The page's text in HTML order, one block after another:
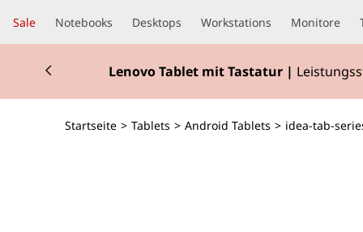
v
I
a
u
i
Sale Notebooks Desktops Workstations Monitore
Lenovo Tablet mit Tastatur |
Currently displaying item 2 of 2
Startseite > Tablets > Android Tablets > idea-tab-